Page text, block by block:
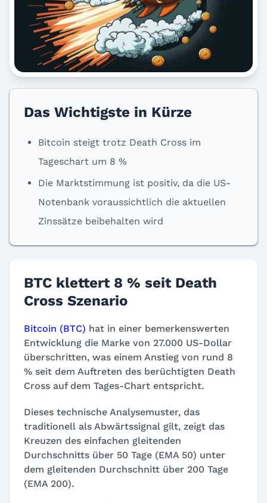
Das Wichtigste in Kürze
Bitcoin steigt trotz Death Cross im
Tageschart um 8 %
Die Marktstimmung ist positiv, da die US-
Notenbank voraussichtlich die aktuellen
Zinssätze beibehalten wird
BTC klettert 8 % seit Death
Cross Szenario
Bitcoin (BTC) hat in einer bemerkenswerten
Entwicklung die Marke von 27.000 US-Dollar
überschritten, was einem Anstieg von rund 8
% seit dem Auftreten des berüchtigten Death
Cross auf dem Tages-Chart entspricht.
Dieses technische Analysemuster, das
traditionell als Abwärtssignal gilt, zeigt das
Kreuzen des einfachen gleitenden
Durchschnitts über 50 Tage (EMA 50) unter
dem gleitenden Durchschnitt über 200 Tage
(EMA 200).